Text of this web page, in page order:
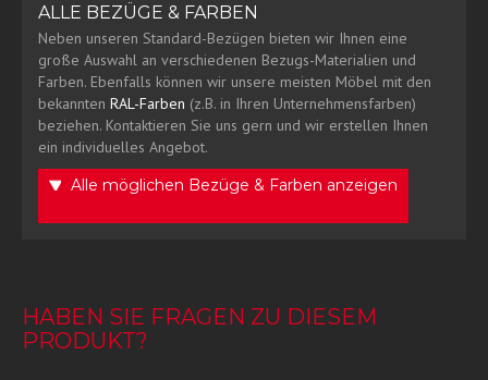
ALLE BEZÜGE & FARBEN
Neben unseren Standard-Bezügen bieten wir Ihnen eine
große Auswahl an verschiedenen Bezugs-Materialien und
Farben. Ebenfalls können wir unsere meisten Möbel mit den
bekannten RAL-Farben (z.B. in Ihren Unternehmensfarben)
beziehen. Kontaktieren Sie uns gern und wir erstellen Ihnen
ein individuelles Angebot.
Alle möglichen Bezüge & Farben anzeigen
HABEN SIE FRAGEN ZU DIESEM
PRODUKT?